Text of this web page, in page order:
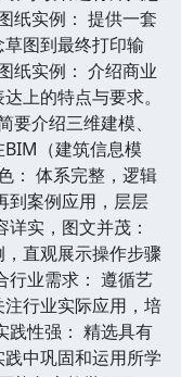
纸实例： 提供一套
图到最终打印输
纸实例： 介绍商业
上的特点与要求。
介绍三维建模、
（建筑信息模
： 体系完整，逻辑
到案例应用，层层
实，图文并茂：
直观展示操作步骤
行业需求： 遵循艺
行业实际应用，培
践性强： 精选具有
中巩固和运用所学